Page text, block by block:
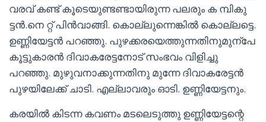
വരവ് കണ്ട് കൂടെയുണ്ടണ്ടായിരുന്ന പലരും ക മ്പികു
ട്ടന്‍.നെ റ്റ് പിൻവാങ്ങി. കൊല്ലുന്നെങ്കിൽ കൊല്ലട്ടെ.
ഉണ്ണിയേട്ടൻ പറഞ്ഞു. പുഴക്കരയെത്തുന്നതിനുമുന്പേ
കൂട്ടുകാരൻ ദിവാകരേട്ടനോട് സംഭവം വിളിച്ചു
പറഞ്ഞു. മുഴുവനാക്കുന്നതിനു മുന്നേ ദിവാകരേട്ടൻ
പുഴയിലേക്ക് ചാടി. എല്ലാവരും ഓടി. ഉണ്ണിയേട്ടനും.
കരയിൽ കിടന്ന കവണം മടലെടുത്തു ഉണ്ണിയേട്ടന്റെ